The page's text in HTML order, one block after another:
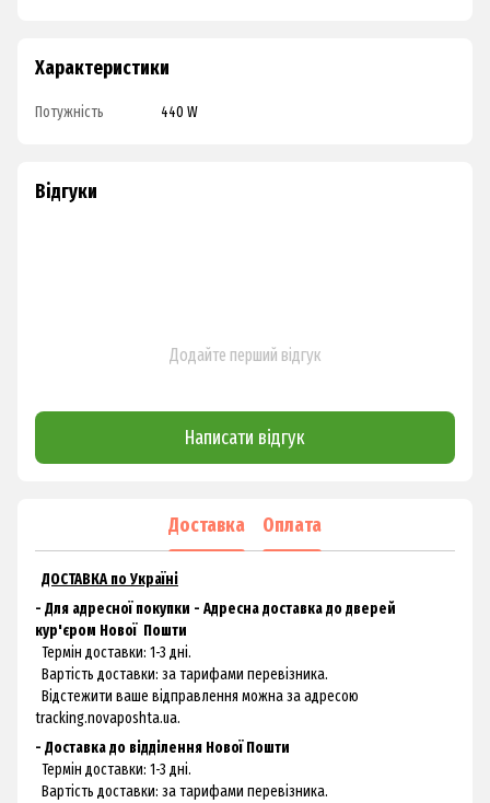
Характеристики
Потужність 440 W
Відгуки
Додайте перший відгук
Написати відгук
Доставка Оплата
ДОСТАВКА по Україні
- Для адресної покупки - Адресна доставка до дверей
кур'єром Нової Пошти
Термін доставки: 1-3 дні.
Вартість доставки: за тарифами перевізника.
Відстежити ваше відправлення можна за адресою
tracking.novaposhta.ua.
- Доставка до відділення Нової Пошти
Термін доставки: 1-3 дні.
Вартість доставки: за тарифами перевізника.